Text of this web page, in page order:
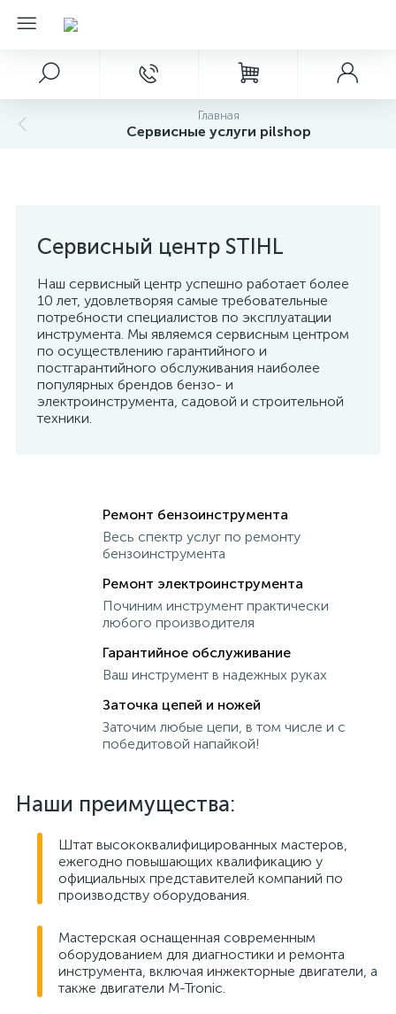
Главная
Сервисные услуги pilshop
Сервисный центр STIHL
Наш сервисный центр успешно работает более
10 лет, удовлетворяя самые требовательные
потребности специалистов по эксплуатации
инструмента. Мы являемся сервисным центром
по осуществлению гарантийного и
постгарантийного обслуживания наиболее
популярных брендов бензо- и
электроинструмента, садовой и строительной
техники.
Ремонт бензоинструмента
Весь спектр услуг по ремонту
бензоинструмента
Ремонт электроинструмента
Починим инструмент практически
любого производителя
Гарантийное обслуживание
Ваш инструмент в надежных руках
Заточка цепей и ножей
Заточим любые цепи, в том числе и с
победитовой напайкой!
Наши преимущества:
Штат высококвалифицированных мастеров,
ежегодно повышающих квалификацию у
официальных представителей компаний по
производству оборудования.
Мастерская оснащенная современным
оборудованием для диагностики и ремонта
инструмента, включая инжекторные двигатели, а
также двигатели M-Tronic.